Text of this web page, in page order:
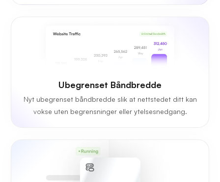
Ubegrenset Båndbredde
Nyt ubegrenset båndbredde slik at nettstedet ditt kan
vokse uten begrensninger eller ytelsesnedgang.